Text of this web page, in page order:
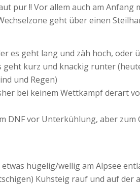
pur !! Vor allem auch am Anfang
geht über einen
es geht lang und zäh hoch,
geht kurz und knackig runter
und Regen)
bei keinem Wettkampf derart
DNF vor Unterkühlung, aber
hügelig/wellig am Alpsee
Kuhsteig rauf und auf der